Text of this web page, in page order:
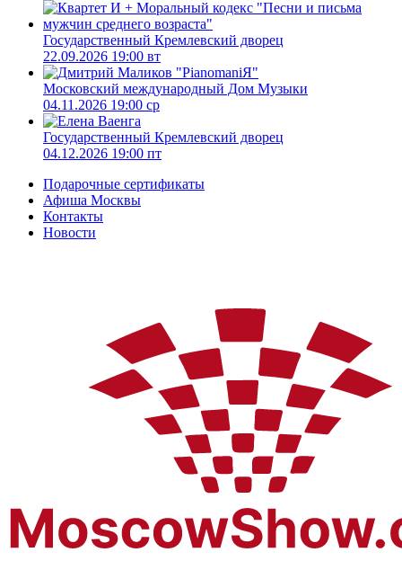
Государственный Кремлевский дворец
22.09.2026 19:00 вт
Московский международный Дом Музыки
04.11.2026 19:00 ср
Государственный Кремлевский дворец
04.12.2026 19:00 пт
Подарочные сертификаты
Афиша Москвы
Контакты
Новости